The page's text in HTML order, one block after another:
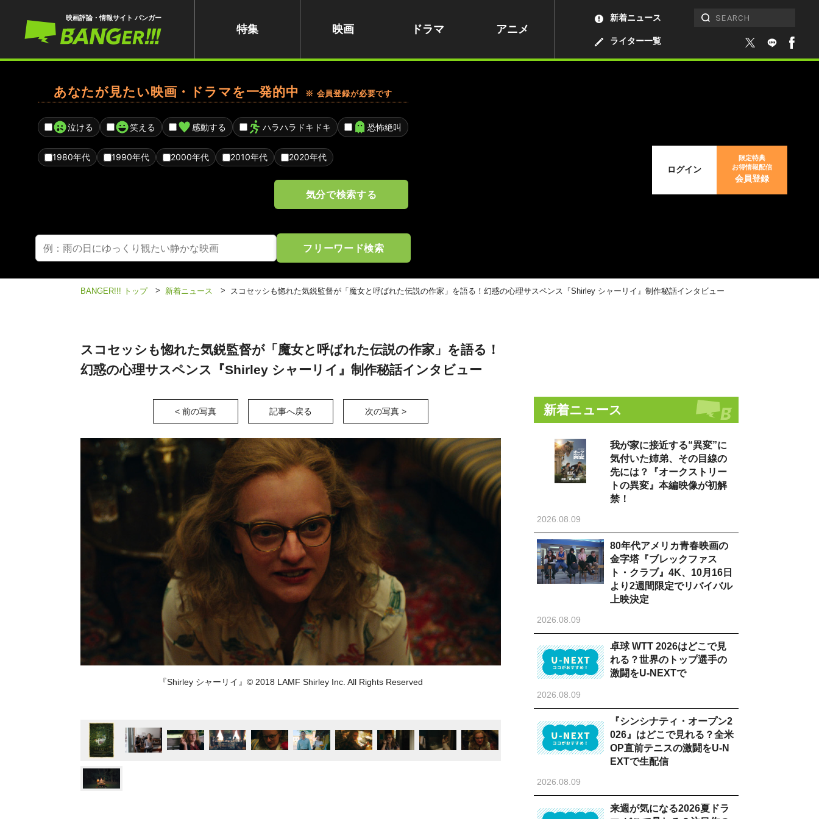
映画評論・情報サイト バンガー
特集 映画 ドラマ アニメ
ライター一覧
新着ニュース
あなたが見たい映画・ドラマを一発的中 ※ 会員登録が必要です
泣ける 笑える 感動する ハラハラドキドキ 恐怖絶叫
1980年代 1990年代 2000年代 2010年代 2020年代
気分で検索する
フリーワード検索
ログイン
限定特典
お得情報配信
会員登録
BANGER!!! トップ > 新着ニュース > スコセッシも惚れた気鋭監督が「魔女と呼ばれた伝説の作家」を語る！幻惑の心理サスペンス『Shirley シャーリイ』制作秘話インタビュー
スコセッシも惚れた気鋭監督が「魔女と呼ばれた伝説の作家」を語る！
幻惑の心理サスペンス『Shirley シャーリイ』制作秘話インタビュー
< 前の写真 記事へ戻る 次の写真 >
『Shirley シャーリイ』© 2018 LAMF Shirley Inc. All Rights Reserved
新着ニュース
我が家に接近する“異変”に
気付いた姉弟、その目線の
先には？『オークストリー
トの異変』本編映像が初解
禁！
2026.08.09
80年代アメリカ青春映画の
金字塔『ブレックファス
ト・クラブ』4K、10月16日
より2週間限定でリバイバル
上映決定
2026.08.09
卓球 WTT 2026はどこで見
れる？世界のトップ選手の
激闘をU-NEXTで
2026.08.09
『シンシナティ・オープン2
026』はどこで見れる？全米
OP直前テニスの激闘をU-N
EXTで生配信
2026.08.09
来週が気になる2026夏ドラ